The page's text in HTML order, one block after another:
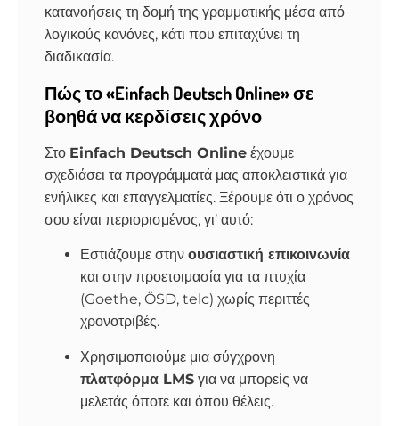
κατανοήσεις τη δομή της γραμματικής μέσα από
λογικούς κανόνες, κάτι που επιταχύνει τη
διαδικασία.
Πώς το «Einfach Deutsch Online» σε
βοηθά να κερδίσεις χρόνο
Στο Einfach Deutsch Online έχουμε
σχεδιάσει τα προγράμματά μας αποκλειστικά για
ενήλικες και επαγγελματίες. Ξέρουμε ότι ο χρόνος
σου είναι περιορισμένος, γι’ αυτό:
Εστιάζουμε στην ουσιαστική επικοινωνία
και στην προετοιμασία για τα πτυχία
(Goethe, ÖSD, telc) χωρίς περιττές
χρονοτριβές.
Χρησιμοποιούμε μια σύγχρονη
πλατφόρμα LMS για να μπορείς να
μελετάς όποτε και όπου θέλεις.